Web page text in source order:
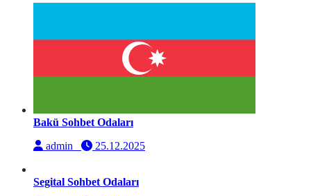
Bakü Sohbet Odaları
admin
25.12.2025
Segital Sohbet Odaları